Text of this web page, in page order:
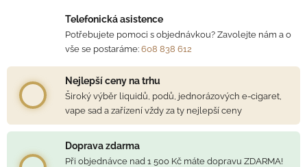
Telefonická asistence
Potřebujete pomoci s objednávkou? Zavolejte nám a o
vše se postaráme: 608 838 612
Nejlepší ceny na trhu
Široký výběr liquidů, podů, jednorázových e-cigaret,
vape sad a zařízení vždy za ty nejlepší ceny
Doprava zdarma
Při objednávce nad 1 500 Kč máte dopravu ZDARMA!